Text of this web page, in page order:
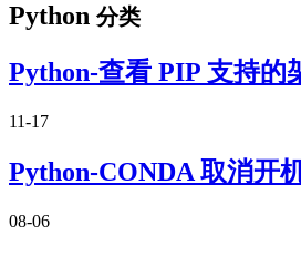
Python 分类
Python-查看 PIP 支持的
11-17
Python-CONDA 取消开
08-06